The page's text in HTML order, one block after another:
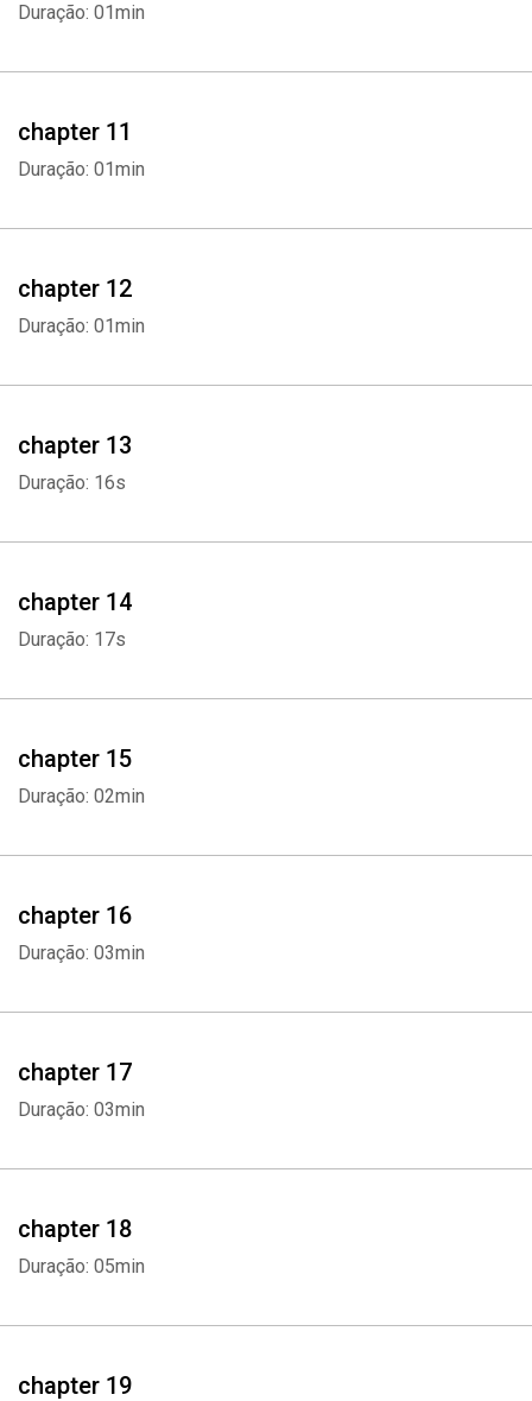
Duração: 01min
chapter 11
Duração: 01min
chapter 12
Duração: 01min
chapter 13
Duração: 16s
chapter 14
Duração: 17s
chapter 15
Duração: 02min
chapter 16
Duração: 03min
chapter 17
Duração: 03min
chapter 18
Duração: 05min
chapter 19